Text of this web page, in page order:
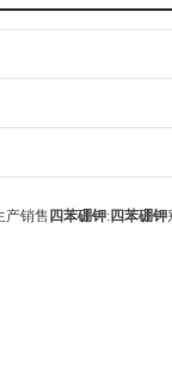
产销售 四苯硼钾:四苯硼钾